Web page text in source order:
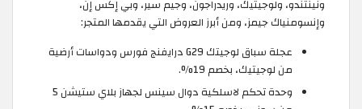
ونينتندو، ولوجيتيك، وريدراجون، وجيم سير، وبي إكس إن،
وإنسومنياك جيمز، ومن أبرز العروض التي يقدمها المتجر:
عجلة سباق لوجيتك G29 درايفنج فورس ودواسات أرضية
من لوجيتيك، بخصم 19%.
وحدة تحكم لاسلكية دوال سينس لجهاز بلاي ستيشن 5